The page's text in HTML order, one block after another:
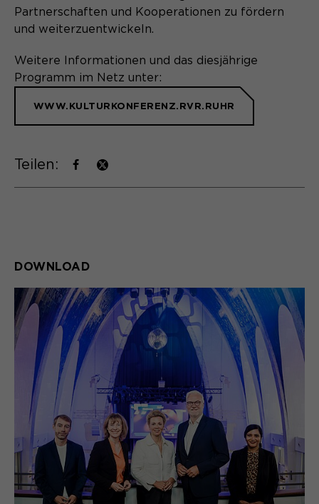
Partnerschaften und Kooperationen zu fördern
und weiterzuentwickeln.
Weitere Informationen und das diesjährige
Programm im Netz unter:
WWW.KULTURKONFERENZ.RVR.RUHR
Teilen:
DOWNLOAD